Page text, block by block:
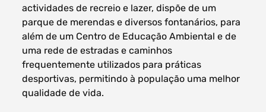
actividades de recreio e lazer, dispõe de um
parque de merendas e diversos fontanários, para
além de um Centro de Educação Ambiental e de
uma rede de estradas e caminhos
frequentemente utilizados para práticas
desportivas, permitindo à população uma melhor
qualidade de vida.